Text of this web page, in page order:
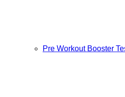
Pre Workout Booster